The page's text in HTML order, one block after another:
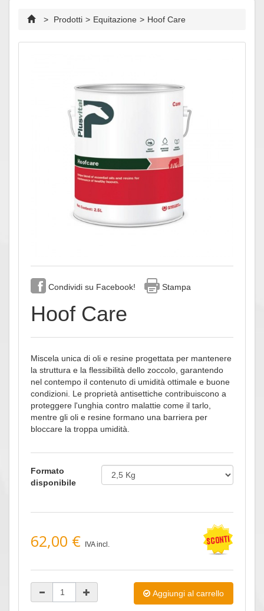
> Prodotti > Equitazione > Hoof Care
Condividi su Facebook! Stampa
Hoof Care
Miscela unica di oli e resine progettata per mantenere
la struttura e la flessibilità dello zoccolo, garantendo
nel contempo il contenuto di umidità ottimale e buone
condizioni. Le proprietà antisettiche contribuiscono a
proteggere l'unghia contro malattie come il tarlo,
mentre gli oli e resine formano una barriera per
bloccare la troppa umidità.
Formato
disponibile
62,00 € IVA incl.
Aggiungi al carrello